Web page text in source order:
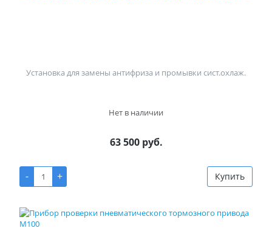
Установка для замены антифриза и промывки сист.охлаж.
Нет в наличии
63 500 руб.
- + Купить